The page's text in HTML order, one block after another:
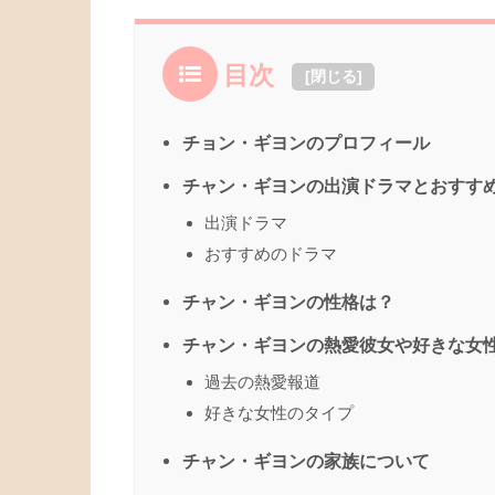
目次 [閉じる]
チョン・ギヨンのプロフィール
チャン・ギヨンの出演ドラマとおすす
出演ドラマ
おすすめのドラマ
チャン・ギヨンの性格は？
チャン・ギヨンの熱愛彼女や好きな女
過去の熱愛報道
好きな女性のタイプ
チャン・ギヨンの家族について